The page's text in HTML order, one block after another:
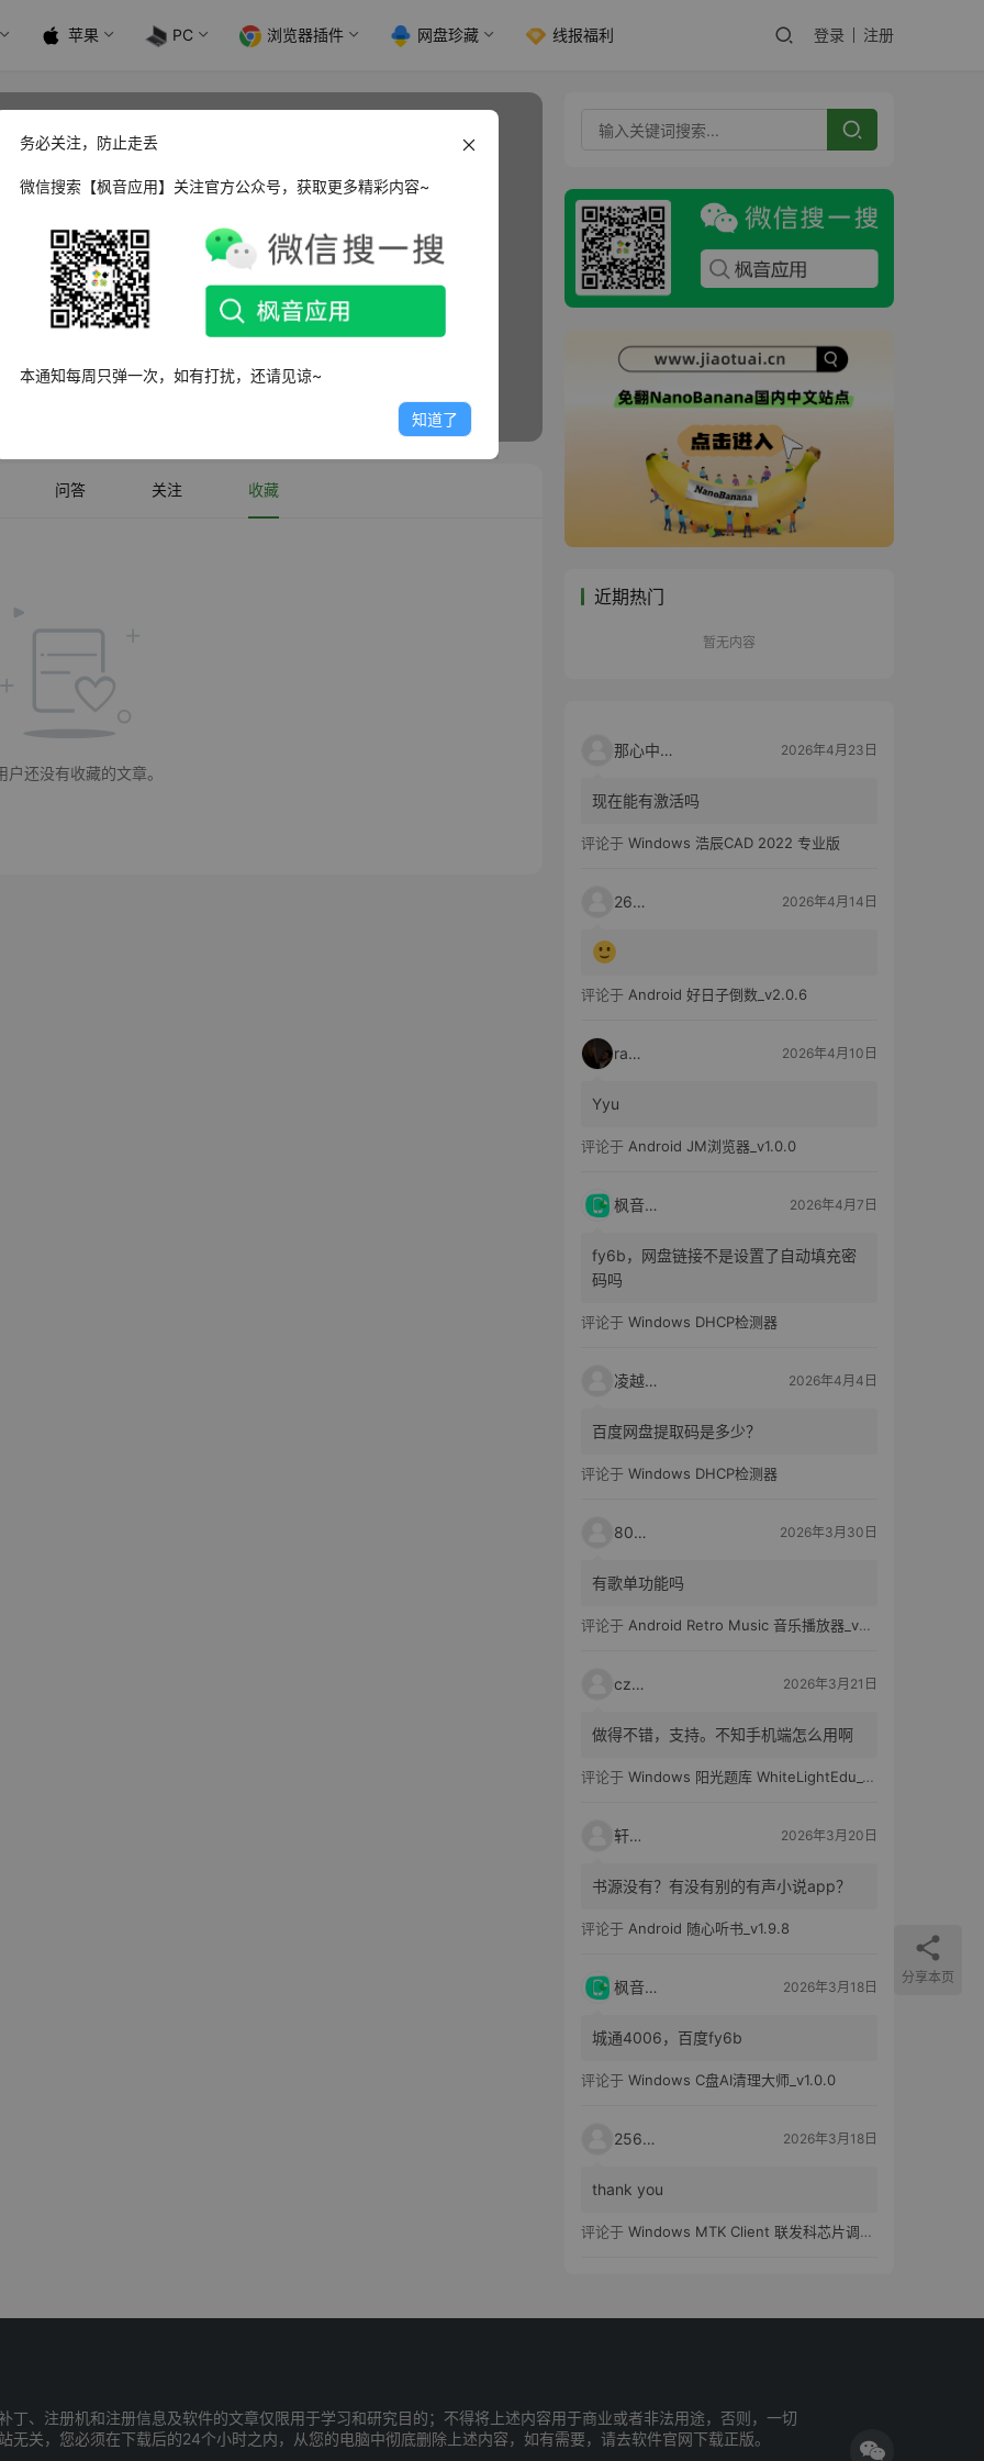
苹果 PC 浏览器插件 网盘珍藏 线报福利 登录 注册
2603 普通用户
很懒，什么都没有留下～
1 评论 0 粉丝
问答 关注 收藏
户还没有收藏的文章。
近期热门
暂无内容
那心中的话 2026年4月23日
现在能有激活吗
评论于 Windows 浩辰CAD 2022 专业版
2603 2026年4月14日
评论于 Android 好日子倒数_v2.0.6
raka 2026年4月10日
Yyu
评论于 Android JM浏览器_v1.0.0
枫音应用 2026年4月7日
fy6b，网盘链接不是设置了自动填充密
码吗
评论于 Windows DHCP检测器
凌越电子 2026年4月4日
百度网盘提取码是多少？
评论于 Windows DHCP检测器
80521 2026年3月30日
有歌单功能吗
评论于 Android Retro Music 音乐播放器_v6.6.0
czh7 2026年3月21日
做得不错，支持。不知手机端怎么用啊
评论于 Windows 阳光题库 WhiteLightEdu_v2.0.0
轩爸 2026年3月20日
书源没有？有没有别的有声小说app？
评论于 Android 随心听书_v1.9.8
枫音应用 2026年3月18日
城通4006，百度fy6b
评论于 Windows C盘AI清理大师_v1.0.0
25651 2026年3月18日
thank you
评论于 Windows MTK Client 联发科芯片调试工具_v2.01 汉化版
、注册机和注册信息及软件的文章仅限用于学习和研究目的；不得将上述内容用于商业或者非法用途，否则，一切
关，您必须在下载后的24个小时之内，从您的电脑中彻底删除上述内容，如有需要，请去软件官网下载正版。
分享本页
务必关注，防止走丢
微信搜索【枫音应用】关注官方公众号，获取更多精彩内容~
本通知每周只弹一次，如有打扰，还请见谅~
知道了